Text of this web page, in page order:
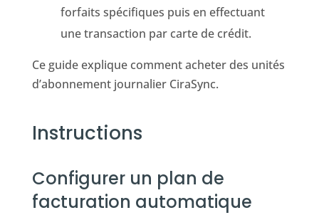
forfaits spécifiques puis en effectuant
une transaction par carte de crédit.
Ce guide explique comment acheter des unités
d’abonnement journalier CiraSync.
Instructions
Configurer un plan de
facturation automatique